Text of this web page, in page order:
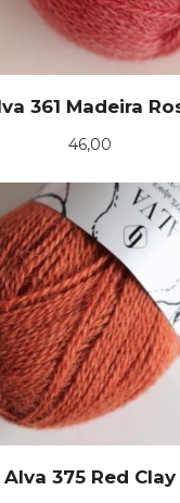
361 Madeira
Pris
46,00
Alva 375 Red Clay